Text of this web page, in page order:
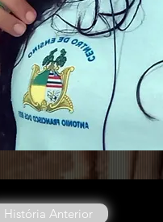
História Anterior